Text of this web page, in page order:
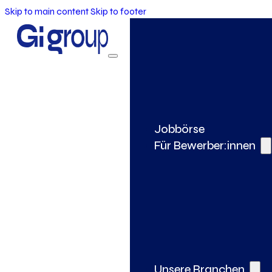
Skip to main contentSkip to footer
Jobbörse
Für Bewerber:innen